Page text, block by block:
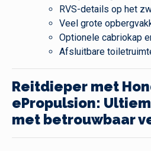
RVS-details op het
Veel grote
Optionele cabriokap
Afsluitbare
Reitdieper met
ePropulsion:
met betrouwbaar